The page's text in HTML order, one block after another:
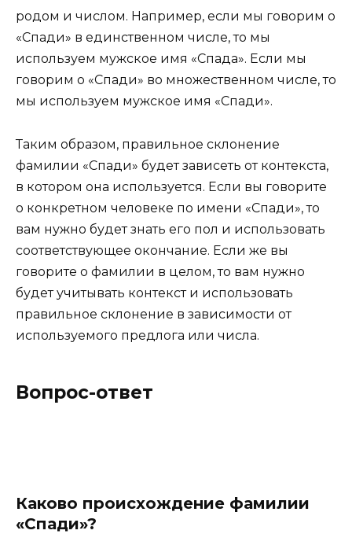
родом и числом. Например, если мы говорим о
«Спади» в единственном числе, то мы
используем мужское имя «Спада». Если мы
говорим о «Спади» во множественном числе, то
мы используем мужское имя «Спади».
Таким образом, правильное склонение
фамилии «Спади» будет зависеть от контекста,
в котором она используется. Если вы говорите
о конкретном человеке по имени «Спади», то
вам нужно будет знать его пол и использовать
соответствующее окончание. Если же вы
говорите о фамилии в целом, то вам нужно
будет учитывать контекст и использовать
правильное склонение в зависимости от
используемого предлога или числа.
Вопрос-ответ
Каково происхождение фамилии
«Спади»?